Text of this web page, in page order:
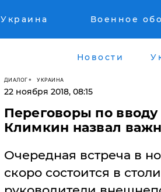
Украина Военное
Новости
ДИАЛОГ УКРАИНА
22 ноября 2018, 08:15
Переговоры по
Климкин назвал
Очередная встреча в
скоро состоится в